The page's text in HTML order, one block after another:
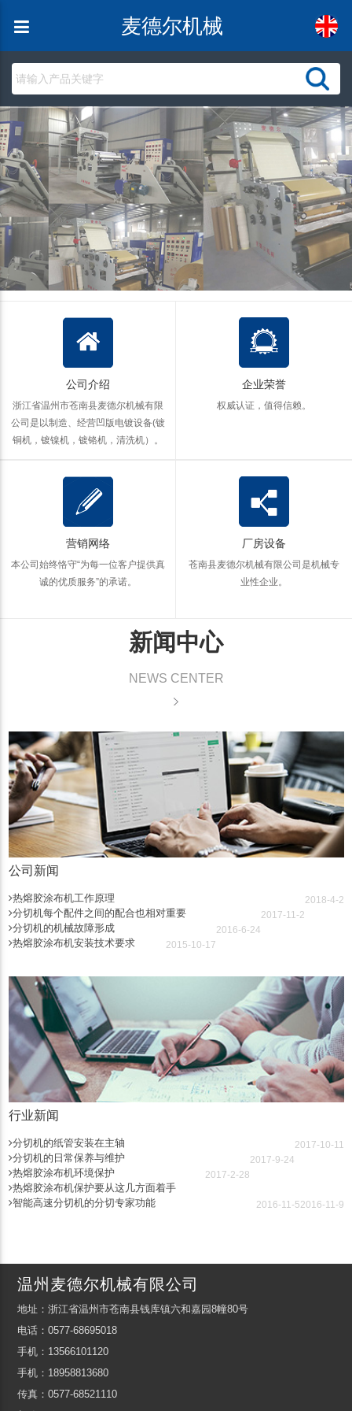
麦德尔机械
公司介绍
浙江省温州市苍南县麦德尔机械有限
公司是以制造、经营凹版电镀设备(镀
铜机，镀镍机，镀铬机，清洗机）。
企业荣誉
权威认证，值得信赖。
营销网络
本公司始终恪守“为每一位客户提供真
诚的优质服务”的承诺。
厂房设备
苍南县麦德尔机械有限公司是机械专
业性企业。
新闻中心
NEWS CENTER
公司新闻
热熔胶涂布机工作原理 2018-4-2
分切机每个配件之间的配合也相对重要 2017-11-2
分切机的机械故障形成 2016-6-24
热熔胶涂布机安装技术要求 2015-10-17
行业新闻
分切机的纸管安装在主轴 2017-10-11
分切机的日常保养与维护 2017-9-24
热熔胶涂布机环境保护 2017-2-28
热熔胶涂布机保护要从这几方面着手
2016-11-9
智能高速分切机的分切专家功能 2016-11-5
温州麦德尔机械有限公司
地址：浙江省温州市苍南县钱库镇六和嘉园8幢80号
电话：0577-68695018
手机：13566101120
手机：18958813680
传真：0577-68521110